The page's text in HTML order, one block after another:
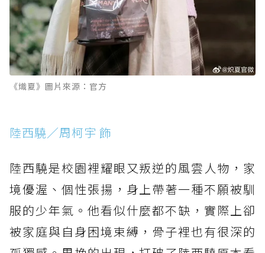
《熾夏》圖片來源：官方
陸西驍／周柯宇 飾
陸西驍是校園裡耀眼又叛逆的風雲人物，家
境優渥、個性張揚，身上帶著一種不願被馴
服的少年氣。他看似什麼都不缺，實際上卻
被家庭與自身困境束縛，骨子裡也有很深的